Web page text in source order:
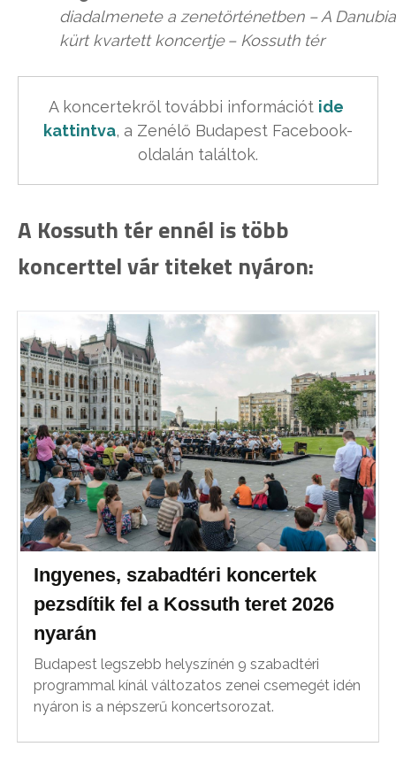
diadalmenete a zenetörténetben – A Danubia
kürt kvartett koncertje – Kossuth tér
A koncertekről további információt ide
kattintva, a Zenélő Budapest Facebook-
oldalán találtok.
A Kossuth tér ennél is több
koncerttel vár titeket nyáron:
Ingyenes, szabadtéri koncertek
pezsdítik fel a Kossuth teret 2026
nyarán
Budapest legszebb helyszínén 9 szabadtéri
programmal kínál változatos zenei csemegét idén
nyáron is a népszerű koncertsorozat.